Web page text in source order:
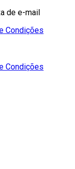
de e-mail
Condições
Condições